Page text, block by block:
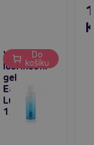
Vodní
lubrikační
gel
EasyGlide
Lubricant
150 ml
Do
košíku